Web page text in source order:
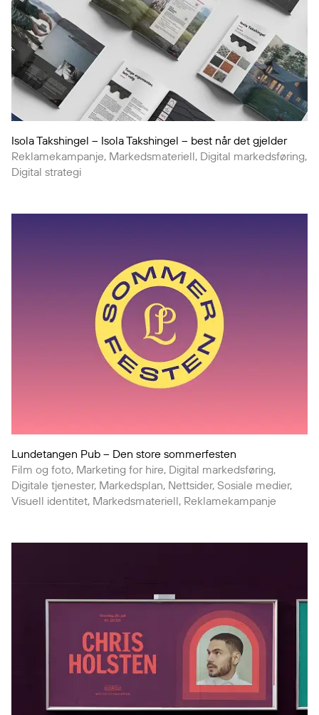
Isola Takshingel – Isola Takshingel – best når det gjelder
Reklamekampanje, Markedsmateriell, Digital markedsføring,
Digital strategi
Lundetangen Pub – Den store sommerfesten
Film og foto, Marketing for hire, Digital markedsføring,
Digitale tjenester, Markedsplan, Nettsider, Sosiale medier,
Visuell identitet, Markedsmateriell, Reklamekampanje